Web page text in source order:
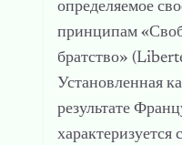
определяемое
принципам
братство»
Установленная
результате
характеризуется